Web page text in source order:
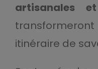
artisanales
itinéraire de